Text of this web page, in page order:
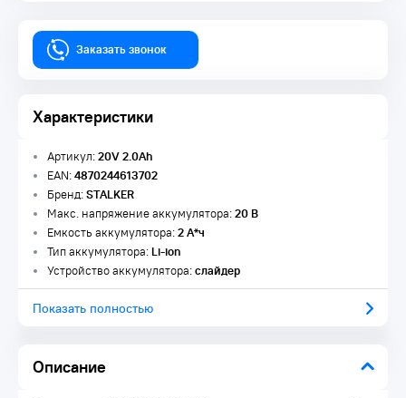
Заказать звонок
Характеристики
Описание
Артикул:20V 2.0Ah
EAN:4870244613702
Бренд:STALKER
Макс. напряжение аккумулятора:20 В
Емкость аккумулятора:2 А*ч
Тип аккумулятора:Li-ion
Устройство аккумулятора:слайдер
Показать полностью